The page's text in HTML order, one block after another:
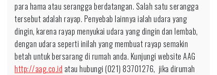
para hama atau serangga berdatangan. Salah satu serangga
tersebut adalah rayap. Penyebab lainnya ialah udara yang
dingin, karena rayap menyukai udara yang dingin dan lembab,
dengan udara seperti inilah yang membuat rayap semakin
betah untuk bersarang di rumah anda. Kunjungi website AAG
http://aag.co.id atau hubungi (021) 83701276, jika dirumah